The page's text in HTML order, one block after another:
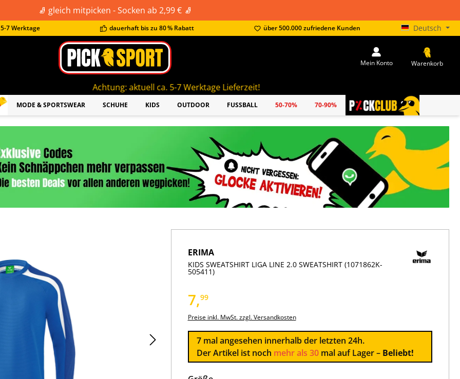
🧦 gleich mitpicken - Socken ab 2,99 € 🧦
7 Werktage dauerhaft bis zu 80 % Rabatt über 500.000 zufriedene Kunden Deutsch
Achtung: aktuell ca. 5-7 Werktage Lieferzeit!
Mein Konto Warenkorb
MODE & SPORTSWEAR SCHUHE KIDS OUTDOOR FUSSBALL 50-70% 70-90% PICKCLUB
ERIMA
KIDS SWEATSHIRT LIGA LINE 2.0 SWEATSHIRT (1071862K-
505411)
7,99
Preise inkl. MwSt. zzgl. Versandkosten
7mal angesehen innerhalb der letzten 24h.
Der Artikel ist noch mehr als 30mal auf Lager – Beliebt!